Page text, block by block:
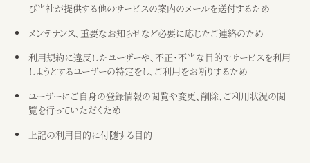
び当社が提供する他のサービスの案内のメールを送付するため
メンテナンス、重要なお知らせなど必要に応じたご連絡のため
利用規約に違反したユーザーや、不正・不当な目的でサービスを利用
しようとするユーザーの特定をし、ご利用をお断りするため
ユーザーにご自身の登録情報の閲覧や変更、削除、ご利用状況の閲
覧を行っていただくため
上記の利用目的に付随する目的